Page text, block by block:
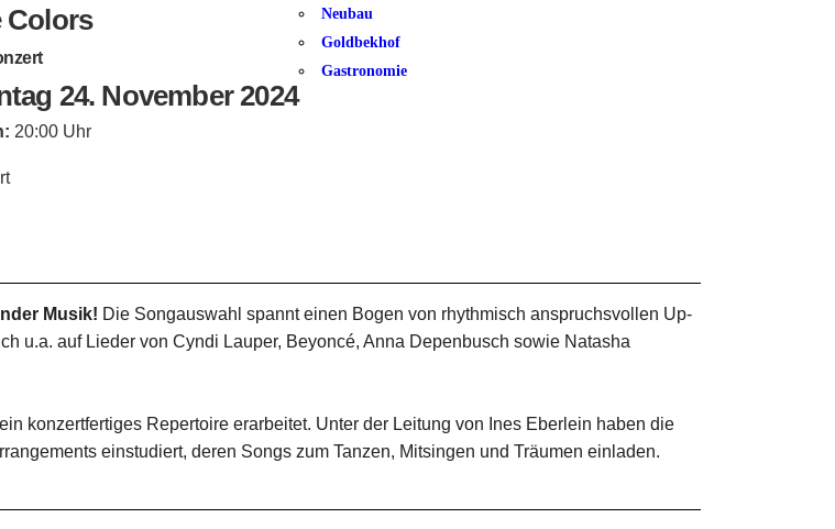
Neubau
Goldbekhof
Gastronomie
Colors
24. November 2024
20:00 Uhr
Musik! Die Songauswahl spannt einen Bogen von rhythmisch anspruchsvollen Up-
u.a. auf Lieder von Cyndi Lauper, Beyoncé, Anna Depenbusch sowie Natasha
konzertfertiges Repertoire erarbeitet. Unter der Leitung von Ines Eberlein haben die
einstudiert, deren Songs zum Tanzen, Mitsingen und Träumen einladen.